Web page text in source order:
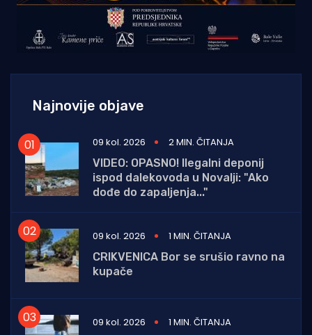
Najnovije objave
09 kol. 2026
2 MIN. ČITANJA
VIDEO: OPASNO! Ilegalni deponij
ispod dalekovoda u Novalji: "Ako
dođe do zapaljenja..."
09 kol. 2026
1 MIN. ČITANJA
CRIKVENICA Bor se srušio ravno na
kupače
09 kol. 2026
1 MIN. ČITANJA